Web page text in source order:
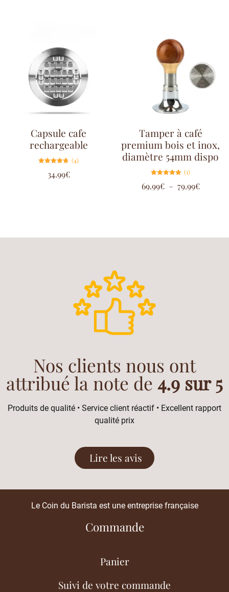
Capsule cafe
rechargeable
4.75
sur 5
(4)
34.99€
Tamper à café
premium bois et inox,
diamètre 54mm dispo
5.00
sur 5
(1)
69.99€ – 79.99€
Nos clients nous ont
attribué la note de 4.9 sur 5
Produits de qualité • Service client réactif • Excellent rapport
qualité prix
Lire les avis
Le Coin du Barista est une entreprise française
Commande
Panier
Suivi de votre commande